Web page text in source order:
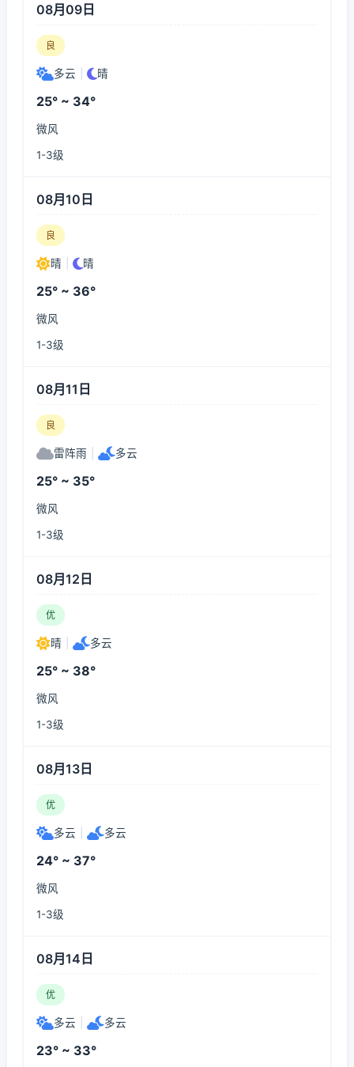
08月09日
良
多云 晴
25° ~ 34°
微风
1-3级
08月10日
良
晴 晴
25° ~ 36°
微风
1-3级
08月11日
良
雷阵雨 多云
25° ~ 35°
微风
1-3级
08月12日
优
晴 多云
25° ~ 38°
微风
1-3级
08月13日
优
多云 多云
24° ~ 37°
微风
1-3级
08月14日
优
多云 多云
23° ~ 33°